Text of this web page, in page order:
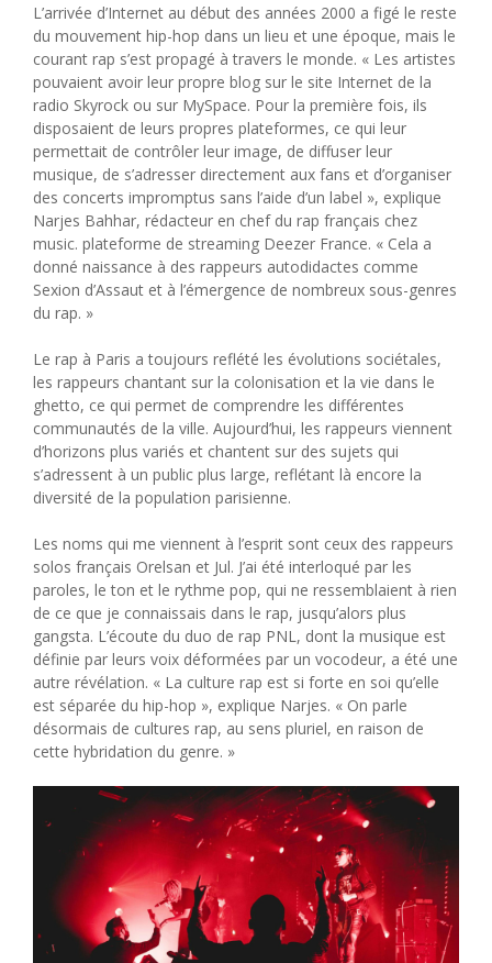
L’arrivée d’Internet au début des années 2000 a figé le reste
du mouvement hip-hop dans un lieu et une époque, mais le
courant rap s’est propagé à travers le monde. « Les artistes
pouvaient avoir leur propre blog sur le site Internet de la
radio Skyrock ou sur MySpace. Pour la première fois, ils
disposaient de leurs propres plateformes, ce qui leur
permettait de contrôler leur image, de diffuser leur
musique, de s’adresser directement aux fans et d’organiser
des concerts impromptus sans l’aide d’un label », explique
Narjes Bahhar, rédacteur en chef du rap français chez
music. plateforme de streaming Deezer France. « Cela a
donné naissance à des rappeurs autodidactes comme
Sexion d’Assaut et à l’émergence de nombreux sous-genres
du rap. »
Le rap à Paris a toujours reflété les évolutions sociétales,
les rappeurs chantant sur la colonisation et la vie dans le
ghetto, ce qui permet de comprendre les différentes
communautés de la ville. Aujourd’hui, les rappeurs viennent
d’horizons plus variés et chantent sur des sujets qui
s’adressent à un public plus large, reflétant là encore la
diversité de la population parisienne.
Les noms qui me viennent à l’esprit sont ceux des rappeurs
solos français Orelsan et Jul. J’ai été interloqué par les
paroles, le ton et le rythme pop, qui ne ressemblaient à rien
de ce que je connaissais dans le rap, jusqu’alors plus
gangsta. L’écoute du duo de rap PNL, dont la musique est
définie par leurs voix déformées par un vocodeur, a été une
autre révélation. « La culture rap est si forte en soi qu’elle
est séparée du hip-hop », explique Narjes. « On parle
désormais de cultures rap, au sens pluriel, en raison de
cette hybridation du genre. »